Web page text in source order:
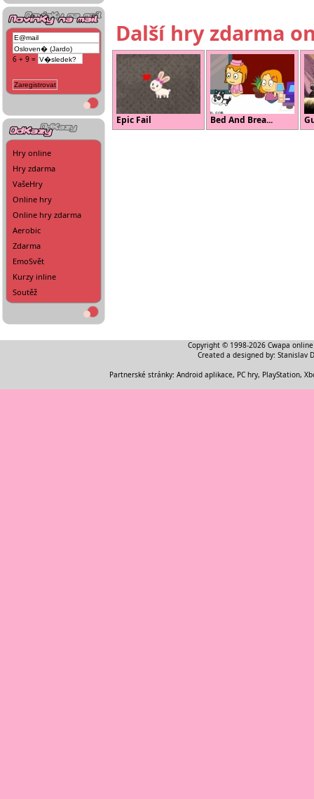
6 + 9 =
Hry online
Hry zdarma
VašeHry
Online hry
Online hry zdarma
Aerobic
Zdarma
EmoSvět
Kurzy inline
Soutěž
Další hry zdarma
Epic Fail Bed And Brea...
Copyright © 1998-2026 Cwapa
Created a designed by: Stanislav
Partnerské stránky: Android aplikace, PC hry, PlayStation,